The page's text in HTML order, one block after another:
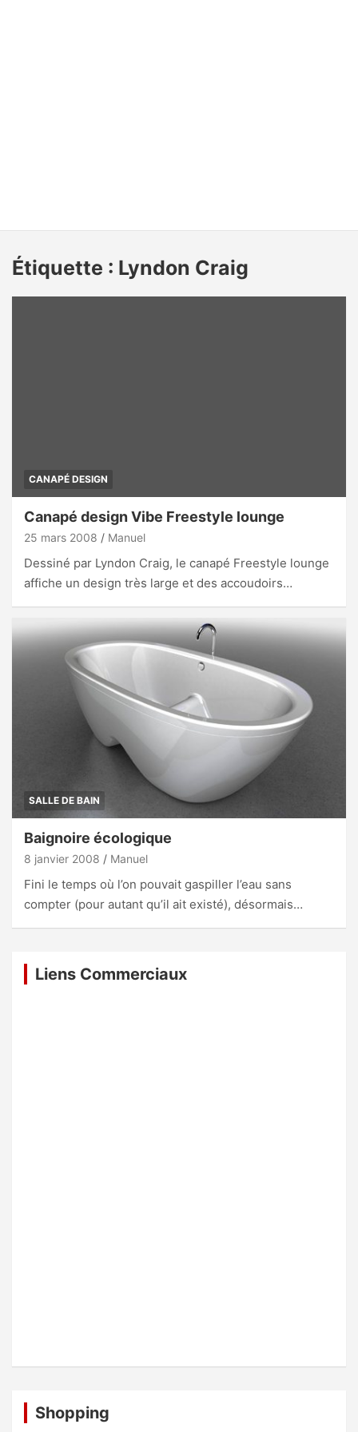
Étiquette : Lyndon Craig
CANAPÉ DESIGN
Canapé design Vibe Freestyle lounge
25 mars 2008 Manuel
Dessiné par Lyndon Craig, le canapé Freestyle lounge
affiche un design très large et des accoudoirs…
SALLE DE BAIN
Baignoire écologique
8 janvier 2008 Manuel
Fini le temps où l’on pouvait gaspiller l’eau sans
compter (pour autant qu’il ait existé), désormais…
Liens Commerciaux
Shopping